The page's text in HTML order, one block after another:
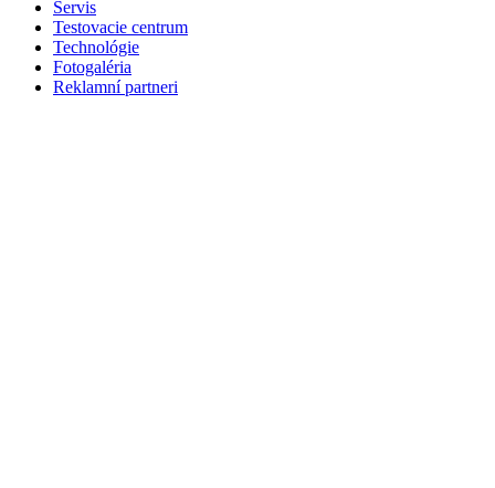
Servis
Testovacie centrum
Technológie
Fotogaléria
Reklamní partneri